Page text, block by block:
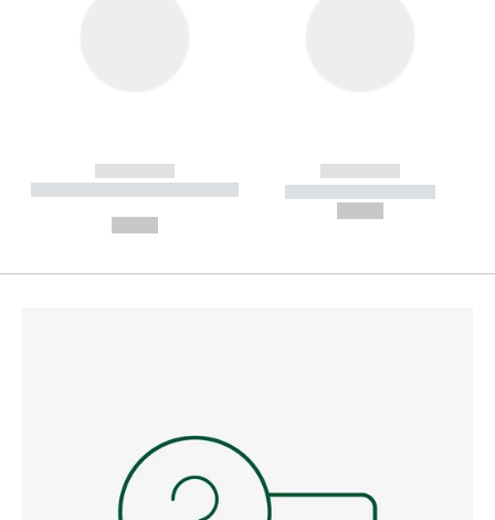
------------
----------- ----------- --------
------------
----------- -----------